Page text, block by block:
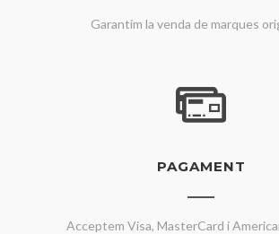
Garantim la venda de marques
PAGAMENT
Acceptem Visa, MasterCard i